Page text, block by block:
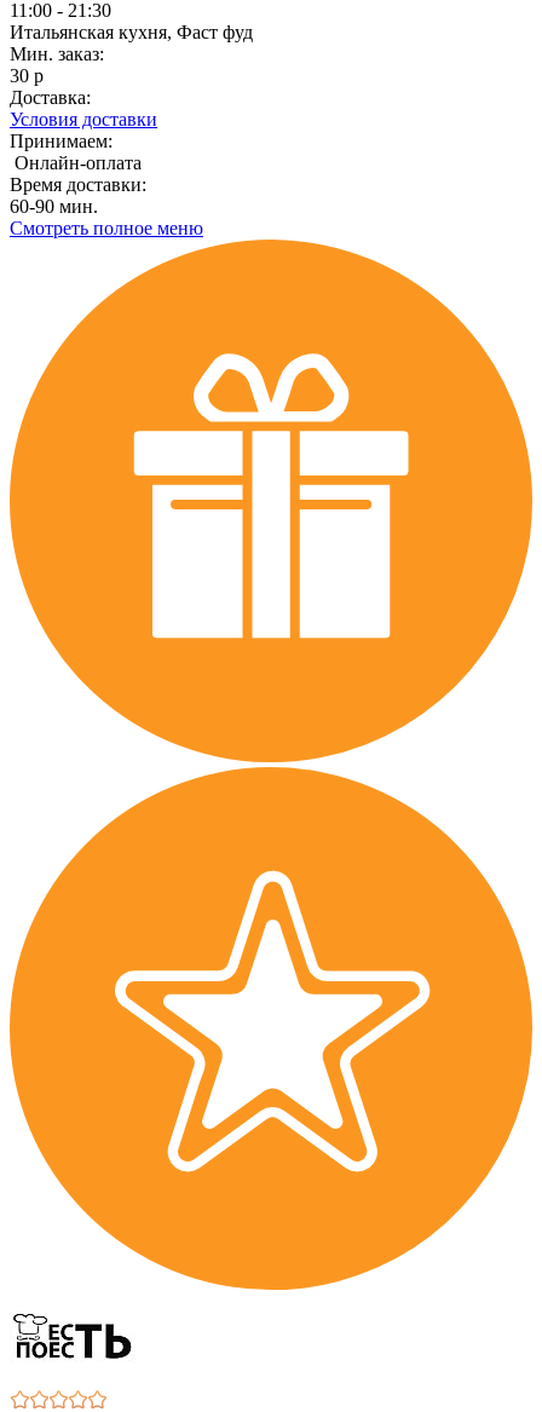
11:00 - 21:30
Итальянская кухня, Фаст фуд
Мин. заказ:
30 р
Доставка:
Условия доставки
Принимаем:
Онлайн-оплата
Время доставки:
60-90 мин.
Смотреть полное меню